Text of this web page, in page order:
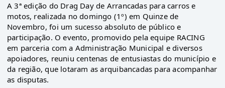
A 3ª edição do Drag Day de Arrancadas para carros e
motos, realizada no domingo (1º) em Quinze de
Novembro, foi um sucesso absoluto de público e
participação. O evento, promovido pela equipe RACING
em parceria com a Administração Municipal e diversos
apoiadores, reuniu centenas de entusiastas do município e
da região, que lotaram as arquibancadas para acompanhar
as disputas.